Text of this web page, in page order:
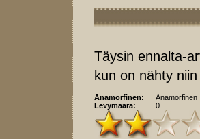
Täysin ennalta-
kun on nähty
Anamorfinen:
Anamorfinen
Levymäärä:
0